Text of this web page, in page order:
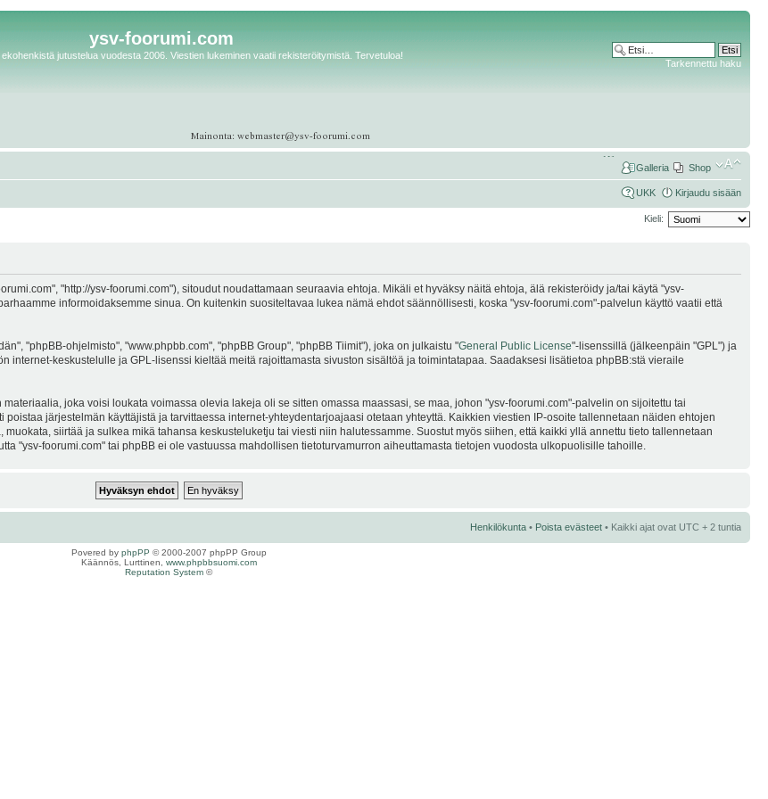
ysv-foorumi.com
jutustelua vuodesta 2006. Viestien lukeminen vaatii rekisteröitymistä. Tervetuloa!
Tarkennettu haku
Shop
Galleria
UKK Kirjaudu sisään
Kieli:
"http://ysv-foorumi.com"), sitoudut noudattamaan seuraavia ehtoja. Mikäli et hyväksy näitä ehtoja, älä rekisteröidy ja/tai käytä "ysv-
informoidaksemme sinua. On kuitenkin suositeltavaa lukea nämä ehdot säännöllisesti, koska "ysv-foorumi.com"-palvelun käyttö vaatii että
"phpBB-ohjelmisto", "www.phpbb.com", "phpBB Group", "phpBB Tiimit"), joka on julkaistu "General Public License"-lisenssillä (jälkeenpäin "GPL") ja
internet-keskustelulle ja GPL-lisenssi kieltää meitä rajoittamasta sivuston sisältöä ja toimintatapaa. Saadaksesi lisätietoa phpBB:stä vieraile
joka voisi loukata voimassa olevia lakeja oli se sitten omassa maassasi, se maa, johon "ysv-foorumi.com"-palvelin on sijoitettu tai
järjestelmän käyttäjistä ja tarvittaessa internet-yhteydentarjoajaasi otetaan yhteyttä. Kaikkien viestien IP-osoite tallennetaan näiden ehtojen
siirtää ja sulkea mikä tahansa keskusteluketju tai viesti niin halutessamme. Suostut myös siihen, että kaikki yllä annettu tieto tallennetaan
"ysv-foorumi.com" tai phpBB ei ole vastuussa mahdollisen tietoturvamurron aiheuttamasta tietojen vuodosta ulkopuolisille tahoille.
Henkilökunta • Poista evästeet • Kaikki ajat ovat UTC + 2 tuntia
Povered by phpPP © 2000-2007 phpPP Group
Käännös, Lurttinen, www.phpbbsuomi.com
Reputation System ©